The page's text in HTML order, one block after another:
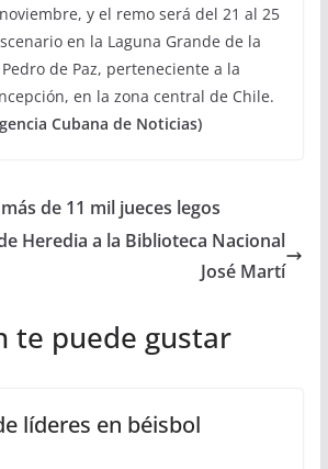
y el remo será del 21 al 25
en la Laguna Grande de la
de Paz, perteneciente a la
en la zona central de Chile.
Cubana de Noticias)
de 11 mil jueces legos
Heredia a la Biblioteca Nacional
José Martí
te puede gustar
líderes en béisbol